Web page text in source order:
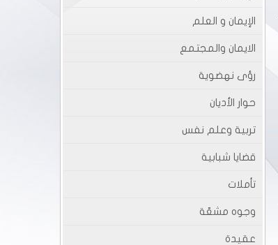
الإيمان و العلم
الايمان والمجتمع
رؤى نهضوية
حوار الأديان
تربية وعلم نفس
قضايا شبابية
تأملات
وجوه مشعّة
عقيدة